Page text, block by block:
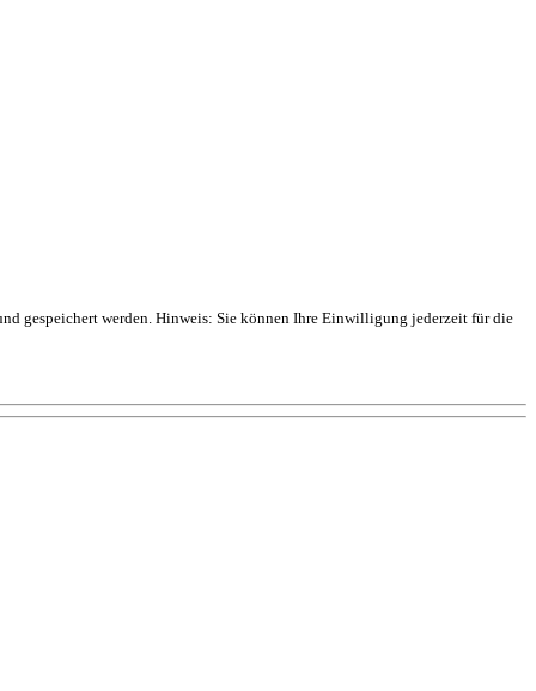
gespeichert werden. Hinweis: Sie können Ihre Einwilligung jederzeit für die